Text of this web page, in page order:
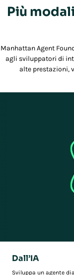
Più
Manhattan Agent
agli sviluppatori di
alte prestazioni,
Dall’IA
Sviluppa un agente